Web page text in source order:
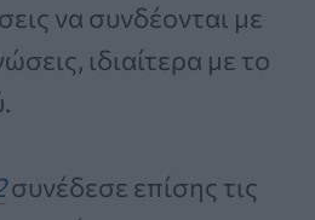
να συνδέονται με
ιδιαίτερα με το
συνέδεσε επίσης τις